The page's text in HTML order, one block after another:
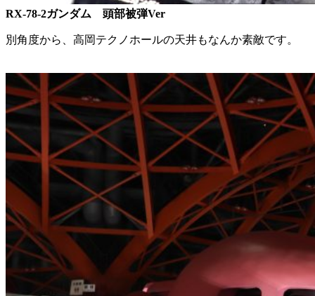
RX-78-2ガンダム 頭部被弾Ver
別角度から、高岡テクノホールの天井もなんか素敵です。